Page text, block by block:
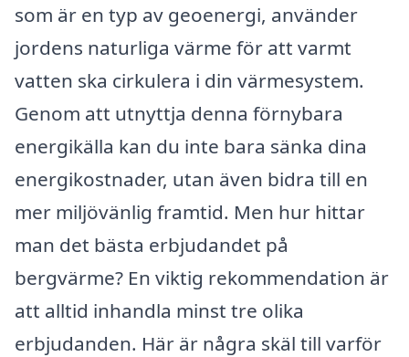
som är en typ av geoenergi, använder
jordens naturliga värme för att varmt
vatten ska cirkulera i din värmesystem.
Genom att utnyttja denna förnybara
energikälla kan du inte bara sänka dina
energikostnader, utan även bidra till en
mer miljövänlig framtid. Men hur hittar
man det bästa erbjudandet på
bergvärme? En viktig rekommendation är
att alltid inhandla minst tre olika
erbjudanden. Här är några skäl till varför